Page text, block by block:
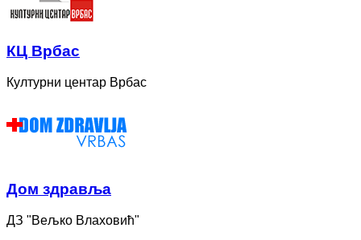
КЦ Врбас
Културни центар Врбас
Дом здравља
ДЗ "Вељко Влаховић"